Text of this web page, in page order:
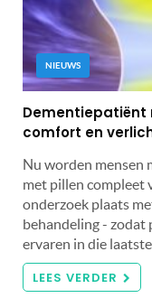
NIEUWS
Dementiepatiënt
comfort en
Nu worden mensen
met pillen compleet
onderzoek plaats
behandeling -
ervaren in die
LEES VERDER